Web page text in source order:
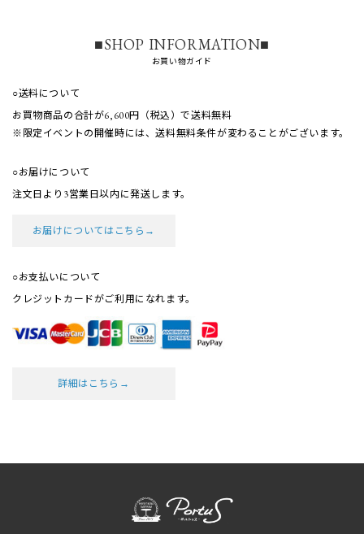
■SHOP INFORMATION■
お買い物ガイド
○送料について
お買物商品の合計が6,600円（税込）で送料無料
※限定イベントの開催時には、送料無料条件が変わることがございます。
○お届けについて
注文日より3営業日以内に発送します。
お届けについてはこちら→
○お支払いについて
クレジットカードがご利用になれます。
詳細はこちら→